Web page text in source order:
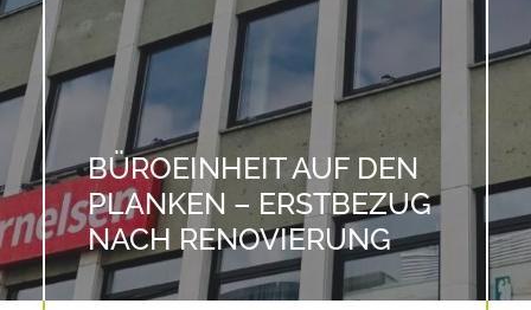
BÜROEINHEIT AUF DEN
PLANKEN – ERSTBEZUG
NACH RENOVIERUNG